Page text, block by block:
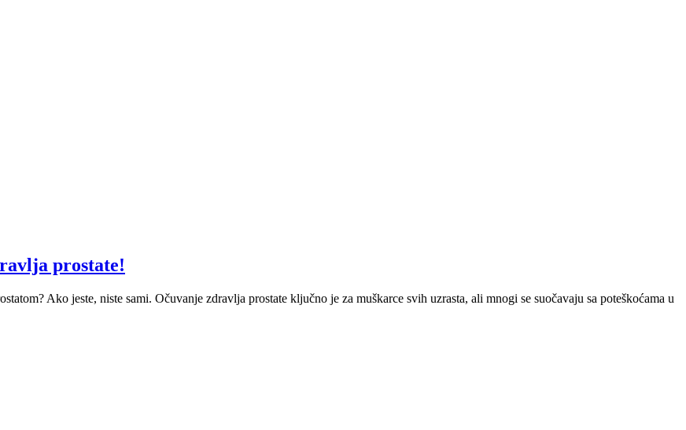
prostate!
Ako jeste, niste sami. Očuvanje zdravlja prostate ključno je za muškarce svih uzrasta, ali mnogi se suočavaju sa poteškoćama u